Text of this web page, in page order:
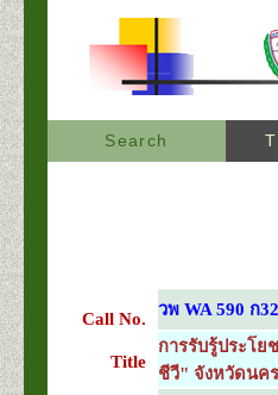
Search
Call No. วพ WA 590 ก
Title
การรับรู้ประโ
ชีวี" จังหวัดนค